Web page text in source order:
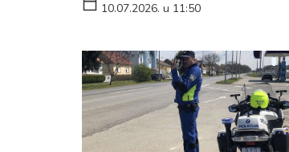
10.07.2026. u 11:50